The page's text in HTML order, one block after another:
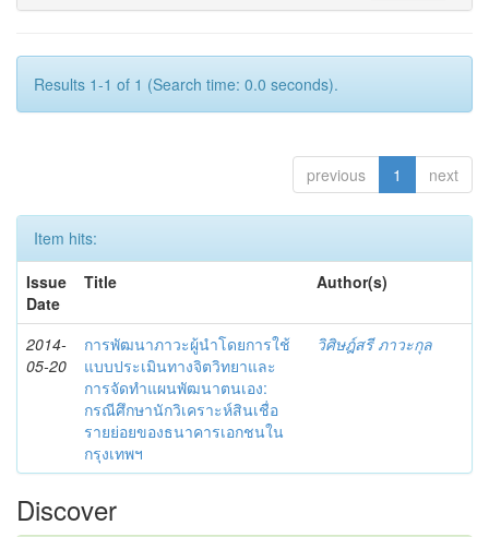
Results 1-1 of 1 (Search time: 0.0 seconds).
previous 1 next
Item hits:
Issue
Date
Title Author(s)
2014-
05-20
การพัฒนาภาวะผู้นำโดยการใช้
แบบประเมินทางจิตวิทยาและ
การจัดทำแผนพัฒนาตนเอง:
กรณีศึกษานักวิเคราะห์สินเชื่อ
รายย่อยของธนาคารเอกชนใน
กรุงเทพฯ
วิศิษฎ์สรี ภาวะกุล
Discover